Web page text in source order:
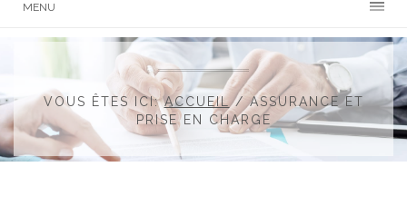
MENU
VOUS ÊTES ICI:ACCUEIL/ASSURANCE ET
PRISE EN CHARGE